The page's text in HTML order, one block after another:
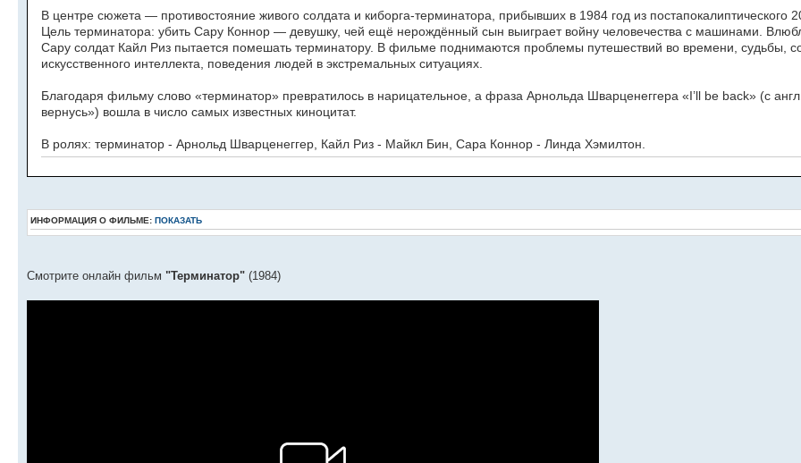
В центре сюжета — противостояние живого солдата и киборга-терминатора, прибывших в 1984 год из постапокалиптического
Цель терминатора: убить Сару Коннор — девушку, чей ещё нерождённый сын выиграет войну человечества с машинами.
Сару солдат Кайл Риз пытается помешать терминатору. В фильме поднимаются проблемы путешествий во времени, судьбы,
искусственного интеллекта, поведения людей в экстремальных ситуациях.
Благодаря фильму слово «терминатор» превратилось в нарицательное, а фраза Арнольда Шварценеггера «I’ll be back» (с
вернусь») вошла в число самых известных киноцитат.
В ролях: терминатор - Арнольд Шварценеггер, Кайл Риз - Майкл Бин, Сара Коннор - Линда Хэмилтон.
ИНФОРМАЦИЯ О ФИЛЬМЕ: ПОКАЗАТЬ
Смотрите онлайн фильм "Терминатор" (1984)